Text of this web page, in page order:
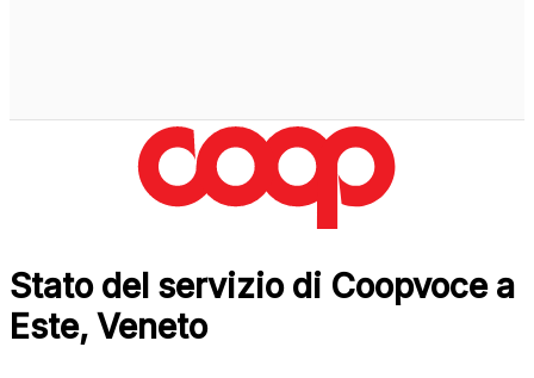
Stato del servizio di Coopvoce a
Este, Veneto